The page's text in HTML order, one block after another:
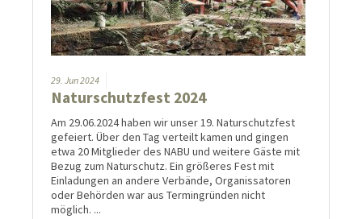
29. Jun2024
Naturschutzfest 2024
Am 29.06.2024 haben wir unser 19. Naturschutzfest
gefeiert. Über den Tag verteilt kamen und gingen
etwa 20 Mitglieder des NABU und weitere Gäste mit
Bezug zum Naturschutz. Ein größeres Fest mit
Einladungen an andere Verbände, Organissatoren
oder Behörden war aus Termingründen nicht
möglich. ...